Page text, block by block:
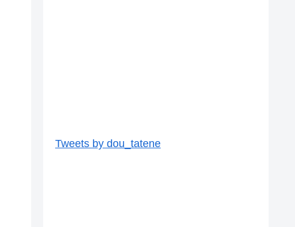
Tweets by dou_tatene